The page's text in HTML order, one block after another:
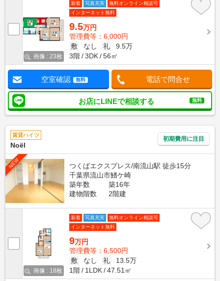
画像 : 23枚
新着 写真充実
無料オンライン相談可
インターネット無料
9.5万円
管理費等：6,000円
敷
なし 礼
9.5万
3階
3DK 56㎡
空室確認 無料 電話で問合せ
お店にLINEで相談する 無料
賃貸ハイツ
Noёl
初期費用に注目
NEW
つくばエクスプレス/南流山駅 徒歩15分
千葉県流山市鰭ケ崎
築年数
築16年
建物階数
2階建
画像 : 18枚
新着 写真充実
無料オンライン相談可
インターネット無料
9万円
管理費等：6,500円
敷
なし 礼
13.5万
1階
1LDK 47.51㎡